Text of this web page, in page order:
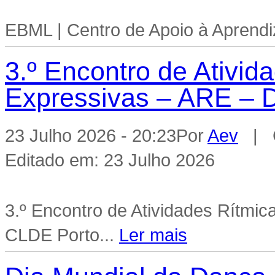
EBML | Centro de Apoio à
3.º Encontro de
Expressivas – ARE –
23 Julho 2026 - 20:23PorAev |
Editado em: 23 Julho 2026
3.º Encontro de Atividades
CLDE Porto... Ler mais